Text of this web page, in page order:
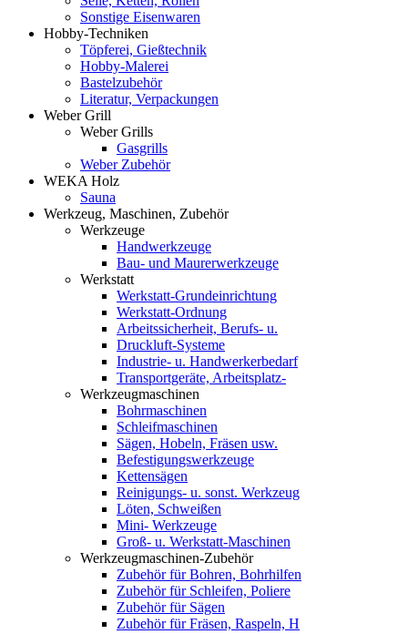
Sonstige Eisenwaren
Hobby-Techniken
Töpferei, Gießtechnik
Hobby-Malerei
Bastelzubehör
Literatur, Verpackungen
Weber Grill
Weber Grills
Gasgrills
Weber Zubehör
WEKA Holz
Sauna
Werkzeug, Maschinen, Zubehör
Werkzeuge
Handwerkzeuge
Bau- und Maurerwerkzeuge
Werkstatt
Werkstatt-Grundeinrichtung
Werkstatt-Ordnung
Arbeitssicherheit, Berufs- u.
Druckluft-Systeme
Industrie- u. Handwerkerbedarf
Transportgeräte, Arbeitsplatz-
Werkzeugmaschinen
Bohrmaschinen
Schleifmaschinen
Sägen, Hobeln, Fräsen usw.
Befestigungswerkzeuge
Kettensägen
Reinigungs- u. sonst. Werkzeug
Löten, Schweißen
Mini- Werkzeuge
Groß- u. Werkstatt-Maschinen
Werkzeugmaschinen-Zubehör
Zubehör für Bohren, Bohrhilfen
Zubehör für Schleifen, Poliere
Zubehör für Sägen
Zubehör für Fräsen, Raspeln, H